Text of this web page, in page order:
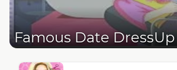
Famous Date DressUp